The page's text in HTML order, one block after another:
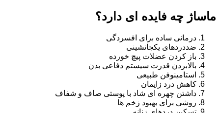
ماساژ چه فایده ای دارد؟
درمانی ساده برای افسردگی
ضددردهای یکجانشینی
باز کردن عضلات پیچ خورده
بالابردن قدرت سیستم دفاعی بدن
استامینوفن طبیعی
کاهش درد زایمان
داشتن چهره ای شاد با پوستی صاف و شفاف
روشی برای بهبود زخم ها